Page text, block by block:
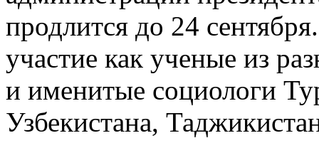
продлится до 24
участие как ученые из
и именитые социологи
Узбекистана,